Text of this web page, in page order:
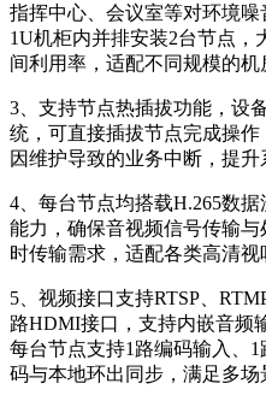
指挥中心、会议室等对环境
1U机柜内并排安装2台节点，
间利用率，适配不同规模的机
3、支持节点热插拔功能，设
统，可直接插拔节点完成操
因维护导致的业务中断，提升
4、每台节点均搭载H.265数
能力，确保音视频信号传输
时传输需求，适配各类高清视
5、视频接口支持RTSP、
路HDMI接口，支持内嵌音频
每台节点支持1路编码输入、
码与本地环出同步，满足多场